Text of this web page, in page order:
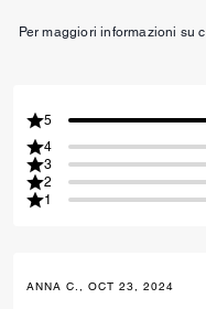
Per maggiori informazioni su
5
4
3
2
1
ANNA C., OCT 23, 2024